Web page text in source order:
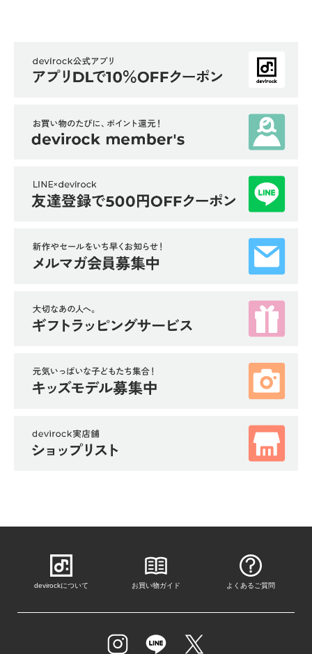
devirockについて お買い物ガイド よくあるご質問